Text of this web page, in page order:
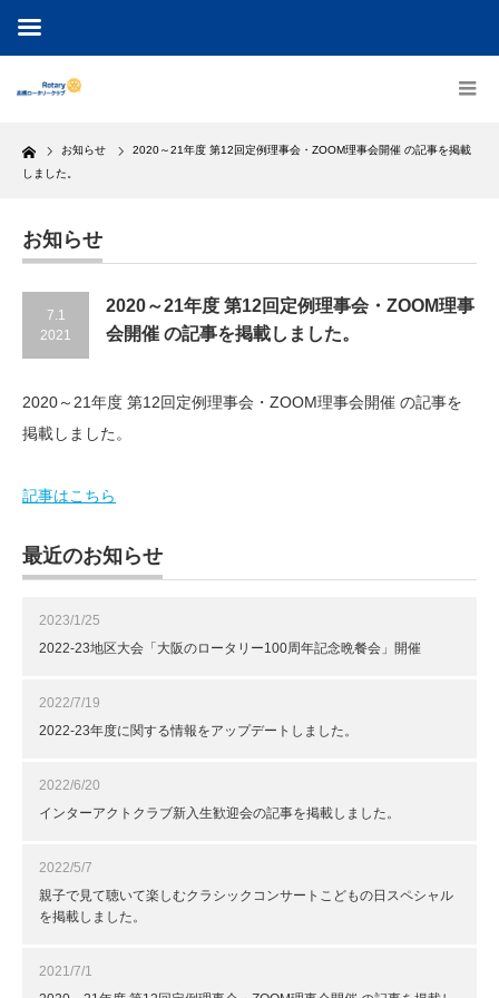
Home お知らせ
2020～21年度 第12回定例理事会・ZOOM理事会開催 の記事を掲載
しました。
お知らせ
7.1
2021
2020～21年度 第12回定例理事会・ZOOM理事
会開催 の記事を掲載しました。
2020～21年度 第12回定例理事会・ZOOM理事会開催 の記事を
掲載しました。
記事はこちら
最近のお知らせ
2023/1/25
2022-23地区大会「大阪のロータリー100周年記念晩餐会」開催
2022/7/19
2022-23年度に関する情報をアップデートしました。
2022/6/20
インターアクトクラブ新入生歓迎会の記事を掲載しました。
2022/5/7
親子で見て聴いて楽しむクラシックコンサートこどもの日スペシャル
を掲載しました。
2021/7/1